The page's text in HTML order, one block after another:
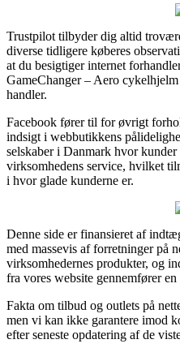
Trustpilot tilbyder dig altid
diverse tidligere køberes
at du besigtiger internet
GameChanger – Aero
handler.
Facebook fører til for øvrigt
indsigt i webbutikkens
selskaber i Danmark hvor
virksomhedens service, hvilket
i hvor glade kunderne er.
Denne side er finansieret af
med massevis af forretninger på
virksomhedernes produkter, og
fra vores website gennemfører
Fakta om tilbud og outlets på
men vi kan ikke garantere imod
efter seneste opdatering af de